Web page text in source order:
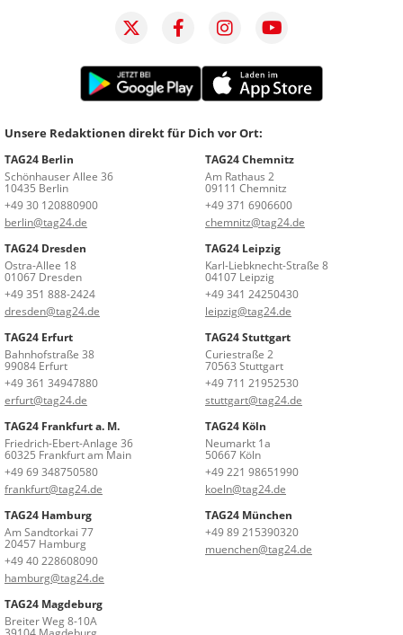
Unsere Redaktionen direkt für Dich vor Ort:
TAG24 Berlin
Schönhauser Allee 36
10435 Berlin
+49 30 120880900
berlin@tag24.de
TAG24 Chemnitz
Am Rathaus 2
09111 Chemnitz
+49 371 6906600
chemnitz@tag24.de
TAG24 Dresden
Ostra-Allee 18
01067 Dresden
+49 351 888-2424
dresden@tag24.de
TAG24 Leipzig
Karl-Liebknecht-Straße 8
04107 Leipzig
+49 341 24250430
leipzig@tag24.de
TAG24 Erfurt
Bahnhofstraße 38
99084 Erfurt
+49 361 34947880
erfurt@tag24.de
TAG24 Stuttgart
Curiestraße 2
70563 Stuttgart
+49 711 21952530
stuttgart@tag24.de
TAG24 Frankfurt a. M.
Friedrich-Ebert-Anlage 36
60325 Frankfurt am Main
+49 69 348750580
frankfurt@tag24.de
TAG24 Köln
Neumarkt 1a
50667 Köln
+49 221 98651990
koeln@tag24.de
TAG24 Hamburg
Am Sandtorkai 77
20457 Hamburg
+49 40 228608090
hamburg@tag24.de
TAG24 München
+49 89 215390320
muenchen@tag24.de
TAG24 Magdeburg
Breiter Weg 8-10A